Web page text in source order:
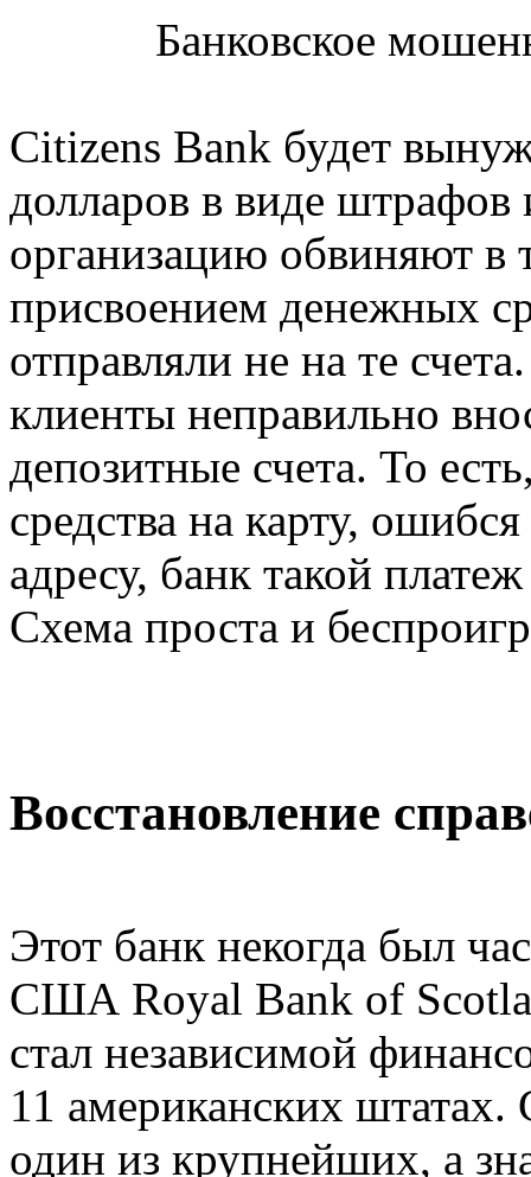
Банковское
Citizens Bank будет
долларов в виде
организацию обвиняют в
присвоением денежных
отправляли не на те
клиенты неправильно
депозитные счета. То
средства на карту,
адресу, банк такой
Схема проста и
Восстановление
Этот банк некогда был
США Royal Bank of
стал независимой
11 американских штатах.
один из крупнейших, а